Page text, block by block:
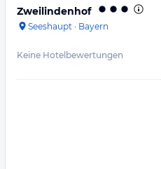
Zweilindenhof
Seeshaupt · Bayern
Keine Hotelbewertungen